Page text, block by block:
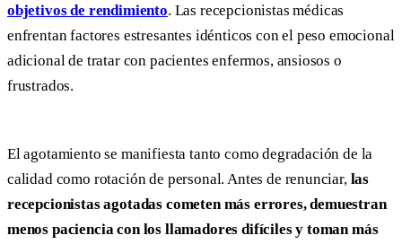
objetivos de rendimiento. Las recepcionistas médicas
enfrentan factores estresantes idénticos con el peso emocional
adicional de tratar con pacientes enfermos, ansiosos o
frustrados.
El agotamiento se manifiesta tanto como degradación de la
calidad como rotación de personal. Antes de renunciar, las
recepcionistas agotadas cometen más errores, demuestran
menos paciencia con los llamadores difíciles y toman más